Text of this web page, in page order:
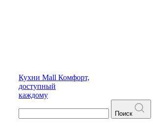
Кухни Mall Комфорт,
доступный
каждому
Поиск